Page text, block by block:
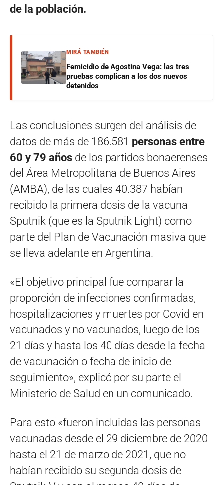
de la población.
MIRÁ TAMBIÉN
Femicidio de Agostina Vega: las tres
pruebas complican a los dos nuevos
detenidos
Las conclusiones surgen del análisis de
datos de más de 186.581 personas entre
60 y 79 años de los partidos bonaerenses
del Área Metropolitana de Buenos Aires
(AMBA), de las cuales 40.387 habían
recibido la primera dosis de la vacuna
Sputnik (que es la Sputnik Light) como
parte del Plan de Vacunación masiva que
se lleva adelante en Argentina.
«El objetivo principal fue comparar la
proporción de infecciones confirmadas,
hospitalizaciones y muertes por Covid en
vacunados y no vacunados, luego de los
21 días y hasta los 40 días desde la fecha
de vacunación o fecha de inicio de
seguimiento», explicó por su parte el
Ministerio de Salud en un comunicado.
Para esto «fueron incluidas las personas
vacunadas desde el 29 diciembre de 2020
hasta el 21 de marzo de 2021, que no
habían recibido su segunda dosis de